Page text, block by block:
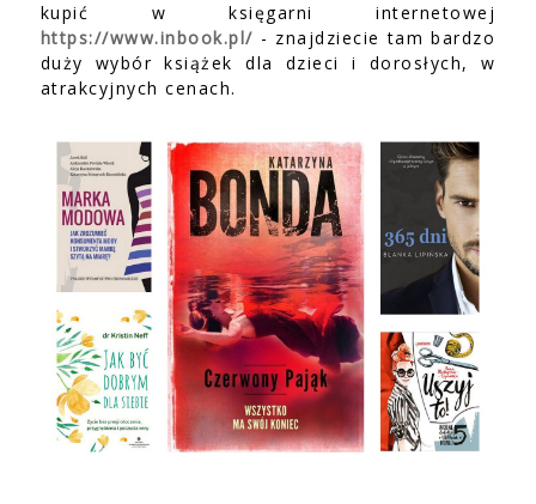
kupić w księgarni internetowej
https://www.inbook.pl/ - znajdziecie tam bardzo
duży wybór książek dla dzieci i dorosłych, w
atrakcyjnych cenach.